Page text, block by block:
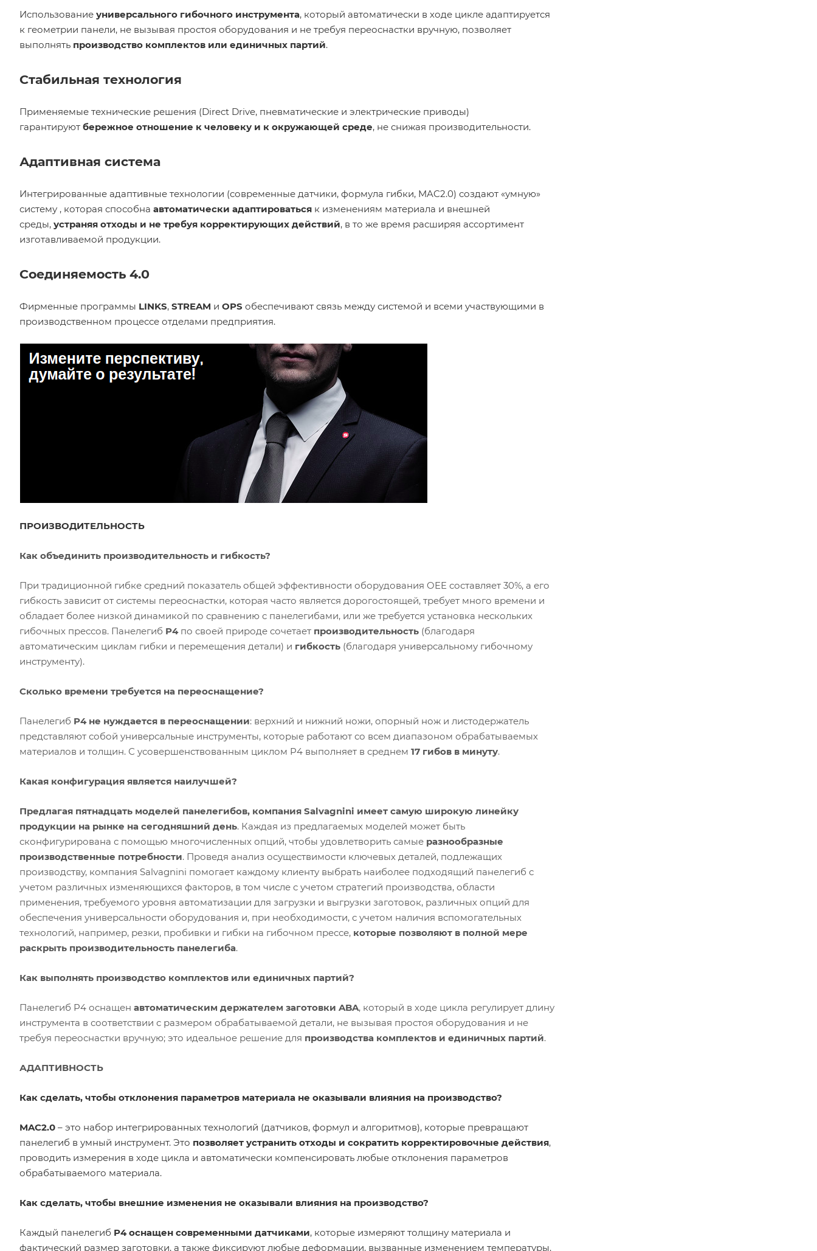
Использование универсального гибочного инструмента, который автоматически в ходе цикле адаптируется
к геометрии панели, не вызывая простоя оборудования и не требуя переоснастки вручную, позволяет
выполнять производство комплектов или единичных партий.
Стабильная технология
Применяемые технические решения (Direct Drive, пневматические и электрические приводы)
гарантируют бережное отношение к человеку и к окружающей среде, не снижая производительности.
Адаптивная система
Интегрированные адаптивные технологии (современные датчики, формула гибки, MAC2.0) создают «умную»
систему , которая способна автоматически адаптироваться к изменениям материала и внешней
среды, устраняя отходы и не требуя корректирующих действий, в то же время расширяя ассортимент
изготавливаемой продукции.
Соединяемость 4.0
Фирменные программы LINKS, STREAM и OPS обеспечивают связь между системой и всеми участвующими в
производственном процессе отделами предприятия.
ПРОИЗВОДИТЕЛЬНОСТЬ
Как объединить производительность и гибкость?
При традиционной гибке средний показатель общей эффективности оборудования OEE составляет 30%, а его
гибкость зависит от системы переоснастки, которая часто является дорогостоящей, требует много времени и
обладает более низкой динамикой по сравнению с панелегибами, или же требуется установка нескольких
гибочных прессов. Панелегиб P4по своей природе сочетает производительность (благодаря
автоматическим циклам гибки и перемещения детали) и гибкость (благодаря универсальному гибочному
инструменту).
Сколько времени требуется на переоснащение?
Панелегиб P4 не нуждается в переоснащении: верхний и нижний ножи, опорный нож и листодержатель
представляют собой универсальные инструменты, которые работают со всем диапазоном обрабатываемых
материалов и толщин. С усовершенствованным циклом P4 выполняет в среднем 17 гибов в минуту.
Какая конфигурация является наилучшей?
Предлагая пятнадцать моделей панелегибов, компания Salvagnini имеет самую широкую линейку
продукции на рынке на сегодняшний день. Каждая из предлагаемых моделей может быть
сконфигурирована с помощью многочисленных опций, чтобы удовлетворить самые разнообразные
производственные потребности. Проведя анализ осуществимости ключевых деталей, подлежащих
производству, компания Salvagnini помогает каждому клиенту выбрать наиболее подходящий панелегиб с
учетом различных изменяющихся факторов, в том числе с учетом стратегий производства, области
применения, требуемого уровня автоматизации для загрузки и выгрузки заготовок, различных опций для
обеспечения универсальности оборудования и, при необходимости, с учетом наличия вспомогательных
технологий, например, резки, пробивки и гибки на гибочном прессе, которые позволяют в полной мере
раскрыть производительность панелегиба.
Как выполнять производство комплектов или единичных партий?
Панелегиб P4 оснащен автоматическим держателем заготовки ABA, который в ходе цикла регулирует длину
инструмента в соответствии с размером обрабатываемой детали, не вызывая простоя оборудования и не
требуя переоснастки вручную; это идеальное решение для производства комплектов и единичных партий.
АДАПТИВНОСТЬ
Как сделать, чтобы отклонения параметров материала не оказывали влияния на производство?
MAC2.0 – это набор интегрированных технологий (датчиков, формул и алгоритмов), которые превращают
панелегиб в умный инструмент. Это позволяет устранить отходы и сократить корректировочные действия,
проводить измерения в ходе цикла и автоматически компенсировать любые отклонения параметров
обрабатываемого материала.
Как сделать, чтобы внешние изменения не оказывали влияния на производство?
Каждый панелегиб P4 оснащен современными датчиками, которые измеряют толщину материала и
фактический размер заготовки, а также фиксируют любые деформации, вызванные изменением температуры.